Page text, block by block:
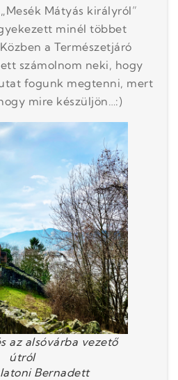
Mátyás királyról”
minél többet
a Természetjáró
számolnom neki, hogy
fogunk megtenni, mert
mire készüljön…:)
az alsóvárba vezető
útról
Bernadett